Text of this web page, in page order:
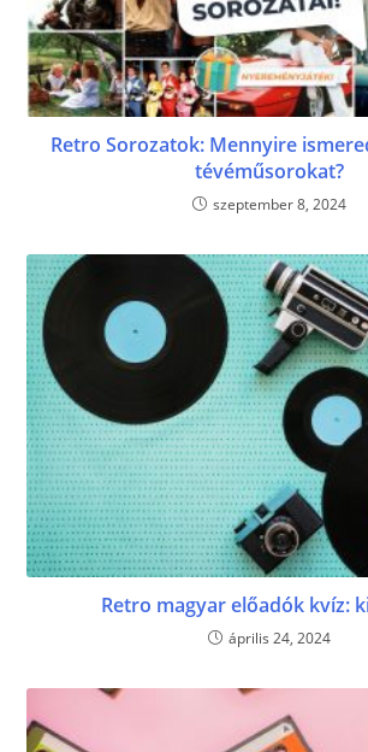
Retro Sorozatok: Mennyire
tévéműsorokat?
szeptember 8, 2024
Retro magyar előadók kvíz:
április 24, 2024